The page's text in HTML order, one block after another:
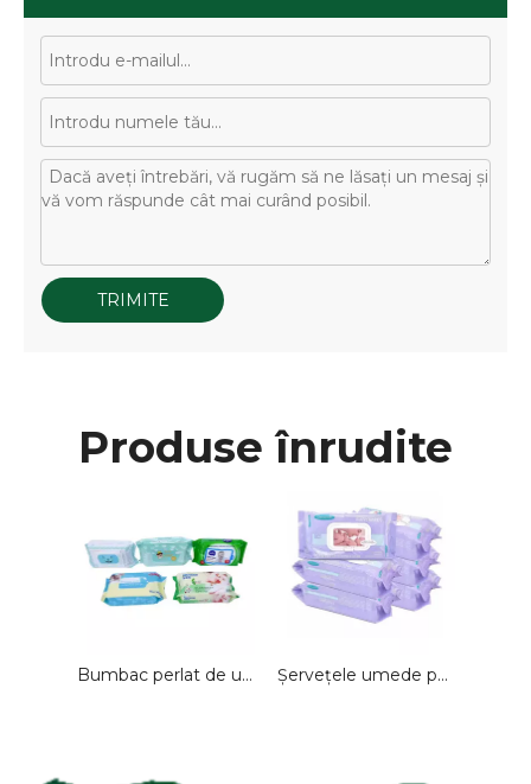
TRIMITE
Produse înrudite
Bumbac perlat de unică folosință Conține 99,9% șervețele umede pe bază de apă 80 de foi un pachet de șervețele umede Șervețele umede personalizate OEM pentru bebeluși 80 buc șervețele umede pentru îngrijirea pielii, gură de mână, cu capac